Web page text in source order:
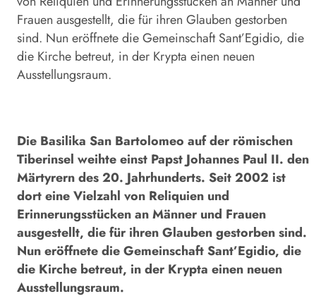
Frauen ausgestellt, die für ihren Glauben gestorben
sind. Nun eröffnete die Gemeinschaft Sant’Egidio, die
die Kirche betreut, in der Krypta einen neuen
Ausstellungsraum.
Die Basilika San Bartolomeo auf der römischen
Tiber­insel weihte einst Papst Johannes Paul II. den
Märtyrern des 20. Jahrhunderts. Seit 2002 ist
dort eine Vielzahl von Reliquien und
Erinnerungsstücken an Männer und Frauen
ausgestellt, die für ihren Glauben gestorben sind.
Nun eröffnete die Gemeinschaft Sant’Egidio, die
die Kirche betreut, in der Krypta einen neuen
Ausstellungsraum.